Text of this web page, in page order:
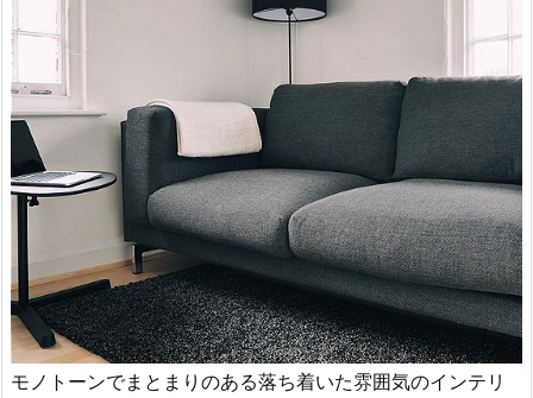
モノトーンでまとまりのある落ち着いた雰囲気のインテリ